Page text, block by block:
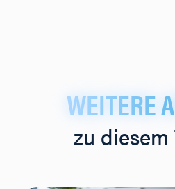
WEITERE
zu diesem